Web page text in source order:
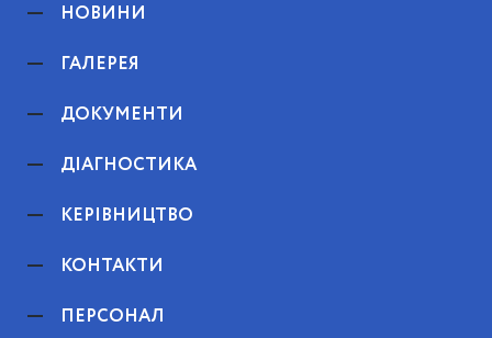
НОВИНИ
ГАЛЕРЕЯ
ДОКУМЕНТИ
ДІАГНОСТИКА
КЕРІВНИЦТВО
КОНТАКТИ
ПЕРСОНАЛ